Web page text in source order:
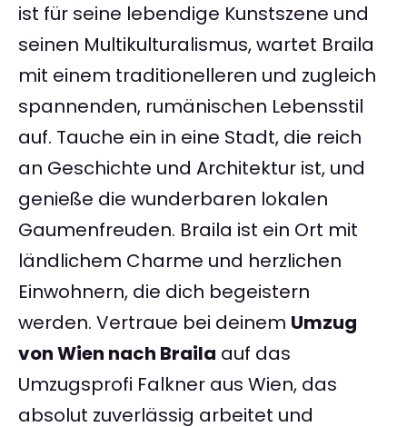
ist für seine lebendige Kunstszene und
seinen Multikulturalismus, wartet Braila
mit einem traditionelleren und zugleich
spannenden, rumänischen Lebensstil
auf. Tauche ein in eine Stadt, die reich
an Geschichte und Architektur ist, und
genieße die wunderbaren lokalen
Gaumenfreuden. Braila ist ein Ort mit
ländlichem Charme und herzlichen
Einwohnern, die dich begeistern
werden. Vertraue bei deinem Umzug
von Wien nach Braila auf das
Umzugsprofi Falkner aus Wien, das
absolut zuverlässig arbeitet und